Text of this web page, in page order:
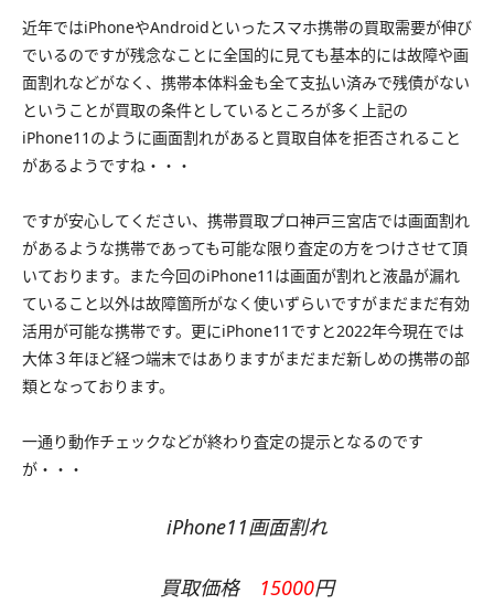
近年ではiPhoneやAndroidといったスマホ携帯の買取需要が伸び
でいるのですが残念なことに全国的に見ても基本的には故障や画
面割れなどがなく、携帯本体料金も全て支払い済みで残債がない
ということが買取の条件としているところが多く上記の
iPhone11のように画面割れがあると買取自体を拒否されること
があるようですね・・・
ですが安心してください、携帯買取プロ神戸三宮店では画面割れ
があるような携帯であっても可能な限り査定の方をつけさせて頂
いております。また今回のiPhone11は画面が割れと液晶が漏れ
ていること以外は故障箇所がなく使いずらいですがまだまだ有効
活用が可能な携帯です。更にiPhone11ですと2022年今現在では
大体３年ほど経つ端末ではありますがまだまだ新しめの携帯の部
類となっております。
一通り動作チェックなどが終わり査定の提示となるのです
が・・・
iPhone11画面割れ
買取価格 15000円